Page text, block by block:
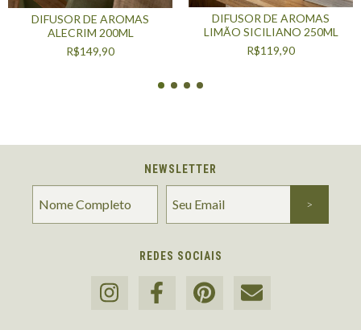
DIFUSOR DE AROMAS
ALECRIM 200ML
R$149,90
DIFUSOR DE AROMAS
LIMÃO SICILIANO 250ML
R$119,90
NEWSLETTER
REDES SOCIAIS